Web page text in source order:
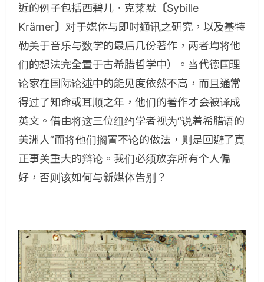
近的例子包括西碧儿．克莱默 〔Sybille
Krämer〕 对于媒体与即时通讯之研究，以及基特
勒关于音乐与数学的最后几份著作，两者均将他
们的想法完全置于古希腊哲学中）。当代德国理
论家在国际论述中的能见度依然不高，而且通常
得过了知命或耳顺之年，他们的著作才会被译成
英文。借由将这三位纽约学者视为“说着希腊语的
美洲人”而将他们搁置不论的做法，则是回避了真
正事关重大的辩论。我们必须放弃所有个人偏
好，否则该如何与新媒体告别？